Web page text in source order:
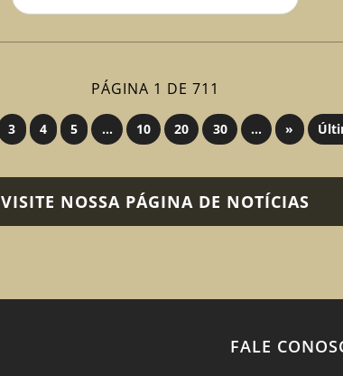
PÁGINA 1 DE 711
3 4 5 ... 10 20 30 ... »
VISITE NOSSA PÁGINA DE NOTÍCIAS
FALE